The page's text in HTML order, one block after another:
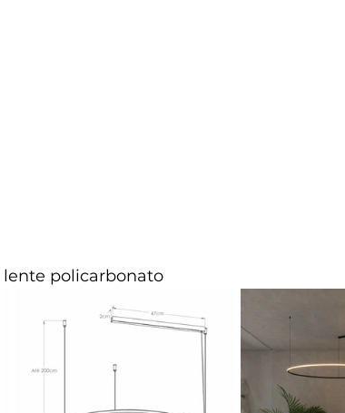
policarbonato